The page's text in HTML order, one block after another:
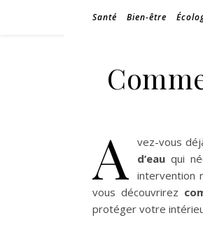
Santé Bien-être
A vez-vous
d’eau qui
intervention
vous découvrirez
protéger votre